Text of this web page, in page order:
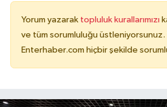
Yorum yazarak topluluk kurallarımızı
ve tüm sorumluluğu üstleniyorsunuz.
Enterhaber.com hiçbir şekilde